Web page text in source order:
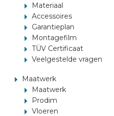
VOERTUIG INRICHTEN
NL
Materiaal
Accessoires
Garantieplan
Montagefilm
TÜV Certificaat
Veelgestelde vragen
Maatwerk
Maatwerk
Prodim
Vloeren